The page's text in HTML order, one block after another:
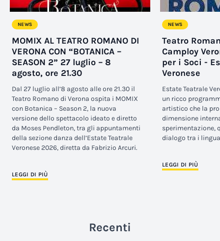
NEWS
MOMIX AL TEATRO ROMANO DI
VERONA CON “BOTANICA –
SEASON 2” 27 luglio – 8
agosto, ore 21.30
Dal 27 luglio all’8 agosto alle ore 21.30 il
Teatro Romano di Verona ospita i MOMIX
con Botanica – Season 2, la nuova
versione dello spettacolo ideato e diretto
da Moses Pendleton, tra gli appuntamenti
della sezione danza dell’Estate Teatrale
Veronese 2026, diretta da Fabrizio Arcuri.
LEGGI DI PIÙ
NEWS
Teatro
Camploy
per i Soci -
Veronese
Estate Teatrale
un ricco
artistico che la
dimensione
sperimentazione,
dialogo tra i
LEGGI DI PIÙ
Recenti